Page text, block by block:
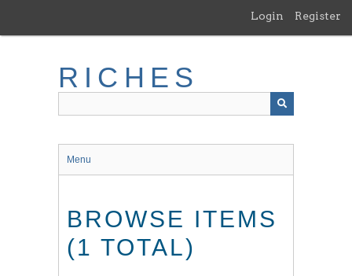
main
Login Register
RICHES
Menu
BROWSE ITEMS
(1 TOTAL)